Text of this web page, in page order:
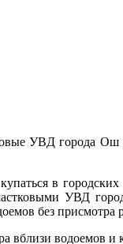
УВД города Ош
в
УВД
без присмотра
вблизи водоемов